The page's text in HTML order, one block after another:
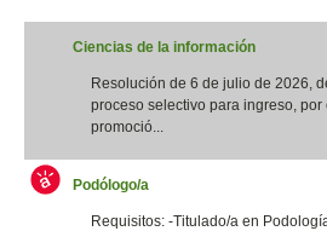
Ciencias de la información
Resolución de 6 de julio de 2026,
proceso selectivo para ingreso,
promoció...
Podólogo/a
Requisitos: -Titulado/a en